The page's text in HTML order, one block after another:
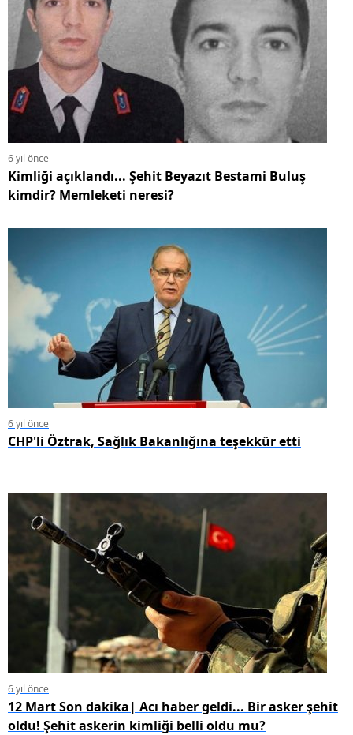
6 yıl önce
Kimliği açıklandı... Şehit Beyazıt Bestami Buluş
kimdir? Memleketi neresi?
6 yıl önce
CHP'li Öztrak, Sağlık Bakanlığına teşekkür etti
6 yıl önce
12 Mart Son dakika| Acı haber geldi... Bir asker şehit
oldu! Şehit askerin kimliği belli oldu mu?